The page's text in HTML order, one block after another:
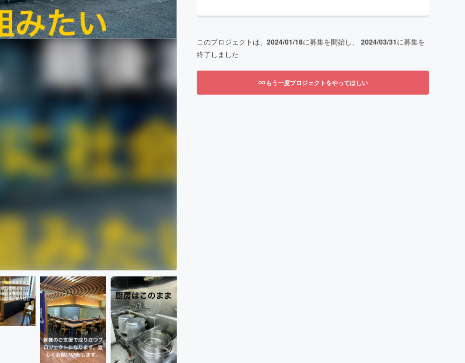
このプロジェクトは、 2024/01/18に募集を開始し、 2024/03/31に募集を
終了しました
もう一度プロジェクトをやってほしい